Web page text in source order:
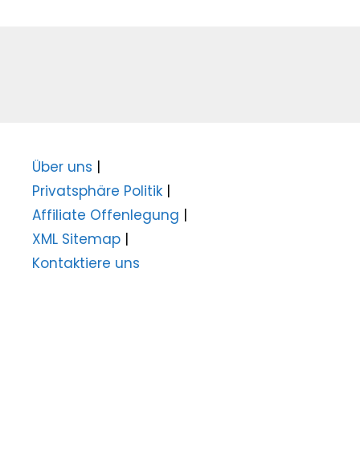
Über uns |
Privatsphäre Politik |
Affiliate Offenlegung |
XML Sitemap |
Kontaktiere uns